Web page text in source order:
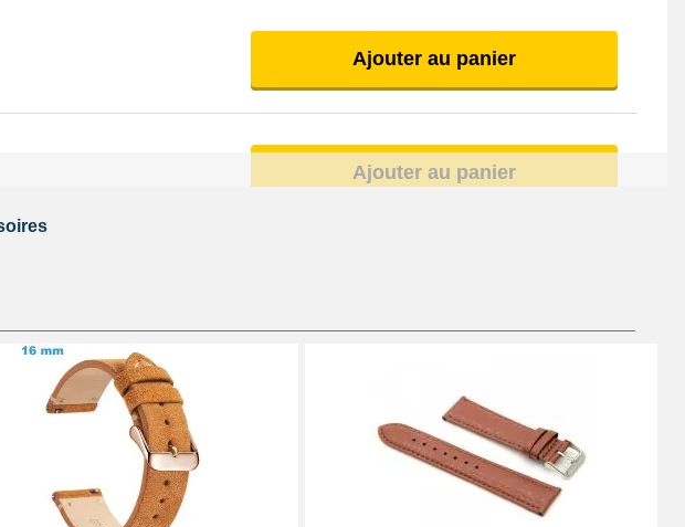
Ajouter au panier
Ajouter au panier
Ajouter au panier